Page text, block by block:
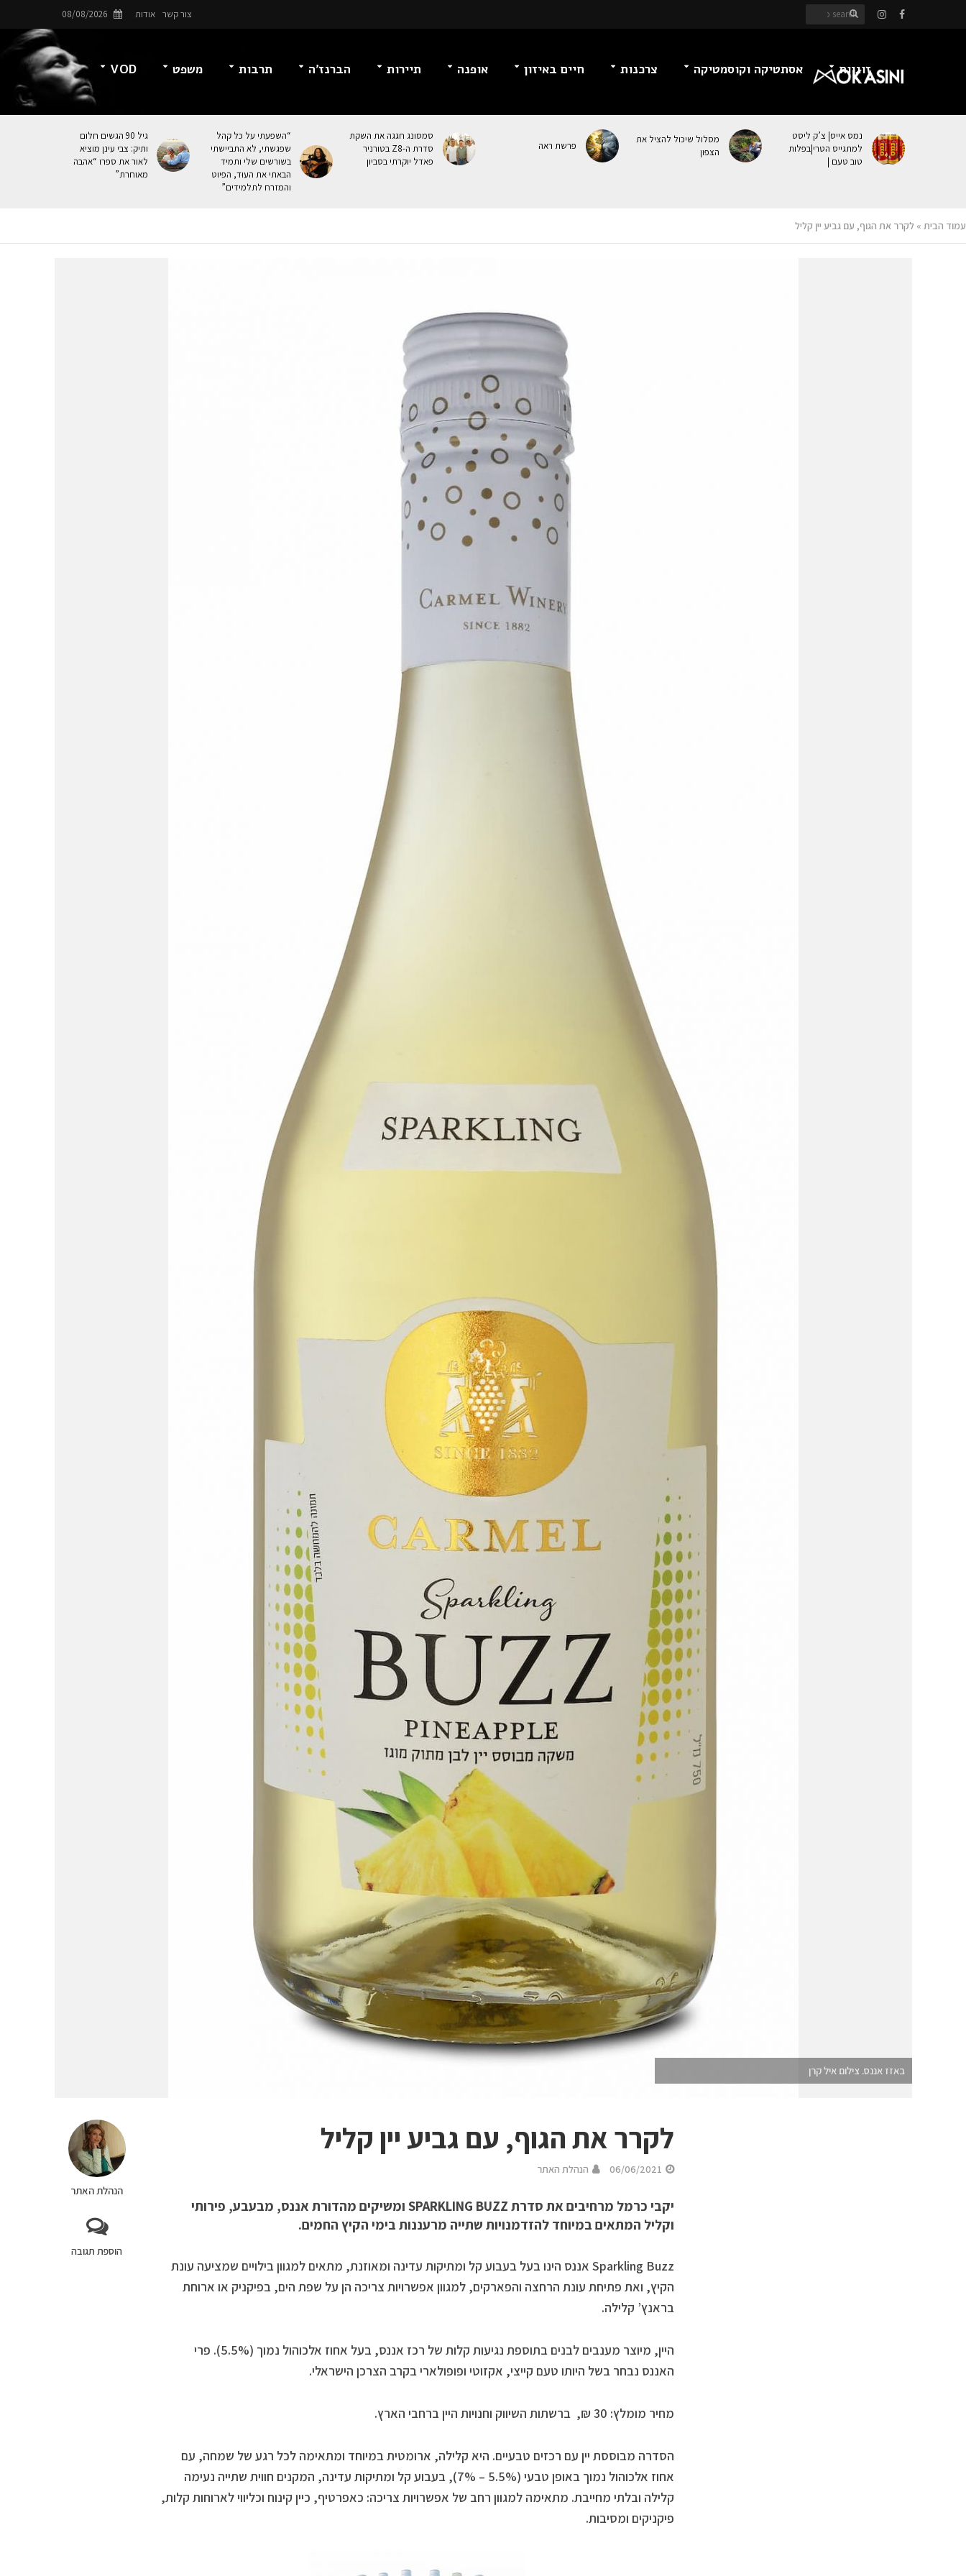
צור קשר אודות 08/08/2026
זוגיות אסתטיקה וקוסמטיקה צרכנות חיים באיזון אופנה תיירות הברנז’ה תרבות משפט VOD
נמס אייס| צ’ק ליסט
למתגייס הטרי|בפלות
טוב טעם |
מסלול שיכול להציל את
הצפון
פרשת ראה
סמסונג חגגה את השקת
סדרת ה-Z8 בטורניר
פאדל יוקרתי בסביון
“השפעתי על כל קהל
שפגשתי, לא התביישתי
בשורשים שלי ותמיד
הבאתי את העוּד, הפיוט
והמזרח לתלמידים”
גיל 90 הגשים חלום
ותיק: צבי עינן מוציא
לאור את ספרו “אהבה
מאוחרת”
עמוד הבית » לקרר את הגוף, עם גביע יין קליל
באזז אננס. צילום איל קרן
הנהלת האתר
הוספת תגובה
לקרר את הגוף, עם גביע יין קליל
06/06/2021 הנהלת האתר
יקבי כרמל מרחיבים את סדרת SPARKLING BUZZ ומשיקים מהדורת אננס, מבעבע, פירותי
וקליל המתאים במיוחד להזדמנויות שתייה מרעננות בימי הקיץ החמים.
Sparkling Buzz אננס הינו בעל בעבוע קל ומתיקות עדינה ומאוזנת, מתאים למגוון בילויים שמציעה עונת
הקיץ, ואת פתיחת עונת הרחצה והפארקים, למגוון אפשרויות צריכה הן על שפת הים, בפיקניק או ארוחת
בראנץ’ קלילה.
היין, מיוצר מענבים לבנים בתוספת נגיעות קלות של רכז אננס, בעל אחוז אלכוהול נמוך (5.5%). פרי
האננס נבחר בשל היותו טעם קייצי, אקזוטי ופופולארי בקרב הצרכן הישראלי.
מחיר מומלץ: 30 ₪, ברשתות השיווק וחנויות היין ברחבי הארץ.
הסדרה מבוססת יין עם רכזים טבעיים. היא קלילה, ארומטית במיוחד ומתאימה לכל רגע של שמחה, עם
אחוז אלכוהול נמוך באופן טבעי (5.5% – 7%), בעבוע קל ומתיקות עדינה, המקנים חווית שתייה נעימה
קלילה ובלתי מחייבת. מתאימה למגוון רחב של אפשרויות צריכה: כאפרטיף, כיין קינוח וכליווי לארוחות קלות,
פיקניקים ומסיבות.